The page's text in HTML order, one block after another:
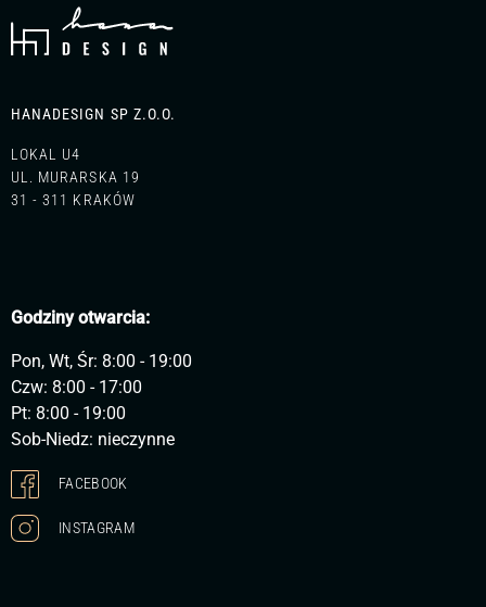
HANADESIGN SP Z.O.O.
LOKAL U4
UL. MURARSKA 19
31 - 311 KRAKÓW
Godziny otwarcia:
Pon, Wt, Śr: 8:00 - 19:00
Czw: 8:00 - 17:00
Pt: 8:00 - 19:00
Sob-Niedz: nieczynne
FACEBOOK
INSTAGRAM